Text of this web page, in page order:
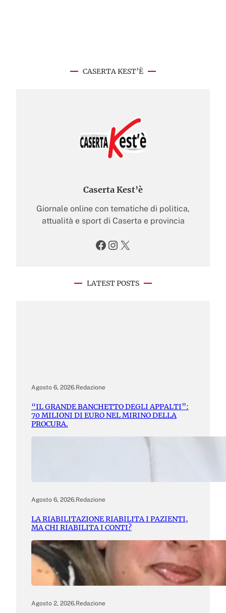
CASERTA KEST’È
Caserta Kest’è
Giornale online con tematiche di politica,
attualità e sport di Caserta e provincia
Facebook Instagram X
LATEST POSTS
Agosto 6, 2026.Redazione
“IL GRANDE BANCHETTO DEGLI APPALTI”:
70 MILIONI DI EURO NEL MIRINO DELLA
PROCURA.
Agosto 6, 2026.Redazione
LA RIABILITAZIONE RIABILITA I PAZIENTI,
MA CHI RIABILITA I CONTI?
Agosto 2, 2026.Redazione